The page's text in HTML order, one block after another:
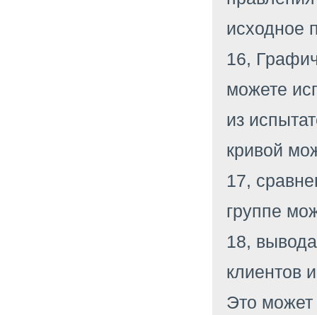
исходное
16,
можете
из
кривой
17,
группе
18,
клиентов
Это